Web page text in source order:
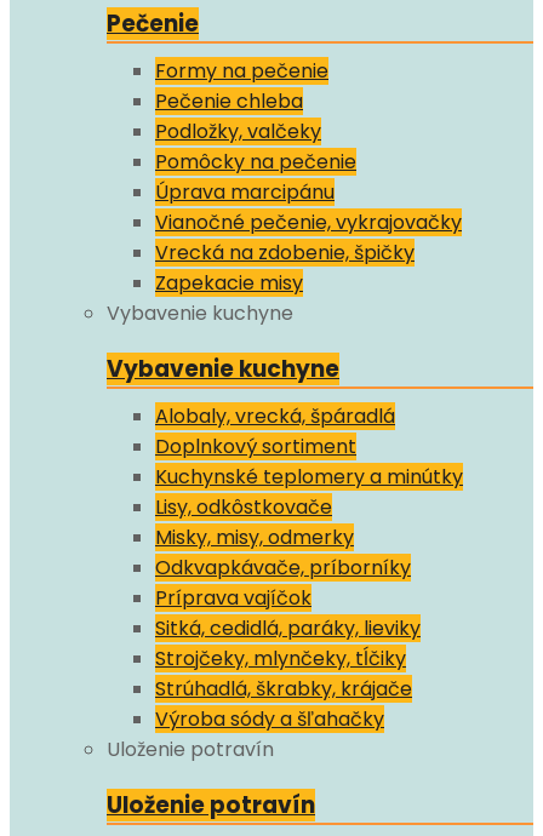
Pečenie
Formy na pečenie
Pečenie chleba
Podložky, valčeky
Pomôcky na pečenie
Úprava marcipánu
Vianočné pečenie, vykrajovačky
Vrecká na zdobenie, špičky
Zapekacie misy
Vybavenie kuchyne
Vybavenie kuchyne
Alobaly, vrecká, špáradlá
Doplnkový sortiment
Kuchynské teplomery a minútky
Lisy, odkôstkovače
Misky, misy, odmerky
Odkvapkávače, príborníky
Príprava vajíčok
Sitká, cedidlá, paráky, lieviky
Strojčeky, mlynčeky, tĺčiky
Strúhadlá, škrabky, krájače
Výroba sódy a šľahačky
Uloženie potravín
Uloženie potravín